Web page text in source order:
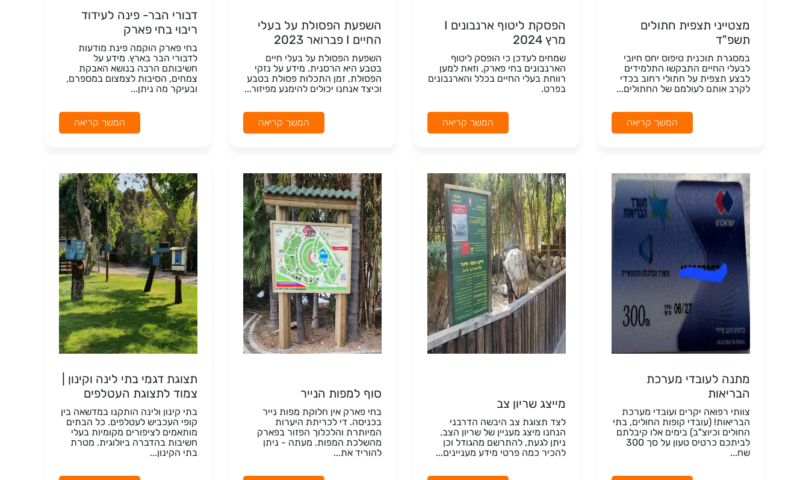
מצטייני תצפית חתולים
תשפ"ד
במסגרת תוכנית טיפוס יחס חיובי
לבעלי החיים התבקשו התלמידים
לבצע תצפית על חתולי רחוב בכדי
לקרב אותם לעולמם של החתולים...
המשך קריאה
הפסקת ליטוף ארנבונים I
מרץ 2024
שמחים לעדכן כי הופסק ליטוף
הארנבונים בחי פארק, וזאת למען
רווחת בעלי החיים בכלל והארנבונים
בפרט.
המשך קריאה
השפעת הפסולת על בעלי
החיים I פברואר 2023
השפעת הפסולת על בעלי חיים
בטבע היא הרסנית. מידע על נזקי
הפסולת, זמן התכלות פסולת בטבע
וכיצד אנחנו יכולים להימנע מפיזור...
המשך קריאה
דבורי הבר- פינה לעידוד
ריבוי בחי פארק
בחי פארק הוקמה פינת מודעות
לדבורי הבר בארץ. מידע על
חשיבותם הרבה בנושא האבקת
צמחים, הסיבות לצמצום במספרם,
ובעיקר מה ניתן...
המשך קריאה
מתנה לעובדי מערכת
הבריאות
צוותי רפואה יקרים ועובדי מערכת
הבריאות! (עובדי קופות החולים, בתי
החולים וכיוצ"ב) בימים אלו קיבלתם
לביתכם כרטיס טעון על סך 300
שח...
מייצג שריון צב
לצד תצוגת צב היבשה הדרבני
הנחנו מיצג מעניין של שריון הצב.
ניתן לגעת, להתרשם מהגודל וכן
להכיר כמה פרטי מידע מעניינים...
סוף למפות הנייר
בחי פארק אין חלוקת מפות נייר
בכניסה. די לכריתת היערות
המיותרת והלכלוך הפזור בפארק
מהשלכת המפות. מעתה - ניתן
להוריד את...
תצוגת דגמי בתי לינה וקינון |
צמוד לתצוגת העטלפים
בתי קינון ולינה הותקנו במדשאה בין
קופי העכביש לעטלפים. כל הבתים
מותאמים לציפורים מקומיות בעלי
חשיבות בהדברה ביולוגית. מטרת
בתי הקינון...